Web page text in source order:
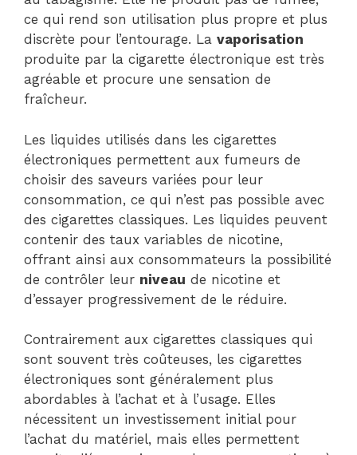
ce qui rend son utilisation plus propre et plus
discrète pour l’entourage. La vaporisation
produite par la cigarette électronique est très
agréable et procure une sensation de
fraîcheur.
Les liquides utilisés dans les cigarettes
électroniques permettent aux fumeurs de
choisir des saveurs variées pour leur
consommation, ce qui n’est pas possible avec
des cigarettes classiques. Les liquides peuvent
contenir des taux variables de nicotine,
offrant ainsi aux consommateurs la possibilité
de contrôler leur niveau de nicotine et
d’essayer progressivement de le réduire.
Contrairement aux cigarettes classiques qui
sont souvent très coûteuses, les cigarettes
électroniques sont généralement plus
abordables à l’achat et à l’usage. Elles
nécessitent un investissement initial pour
l’achat du matériel, mais elles permettent